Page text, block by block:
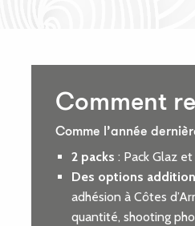
Comment
Comme l’année
2 packs : Pack Glaz
Des options
adhésion à Côtes
quantité, shooting